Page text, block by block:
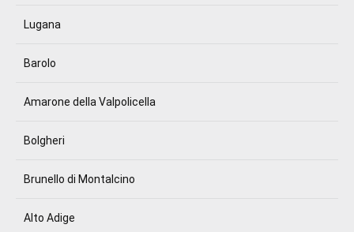
Lugana
Barolo
Amarone della Valpolicella
Bolgheri
Brunello di Montalcino
Alto Adige